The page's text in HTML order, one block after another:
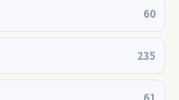
60
235